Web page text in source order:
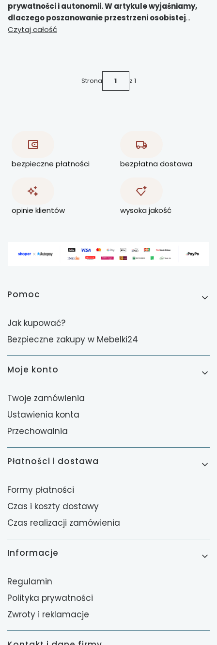
prywatności i autonomii. W artykule wyjaśniamy,
dlaczego poszanowanie przestrzeni osobistej
wspiera rozwój emocjonalny, budowanie
Czytaj całość
Strona z 1
bezpieczne płatności bezpłatna dostawa
opinie klientów wysoka jakość
Linki w stopce
Pomoc
Jak kupować?
Bezpieczne zakupy w Mebelki24
Moje konto
Twoje zamówienia
Ustawienia konta
Przechowalnia
Płatności i dostawa
Formy płatności
Czas i koszty dostawy
Czas realizacji zamówienia
Informacje
Regulamin
Polityka prywatności
Zwroty i reklamacje